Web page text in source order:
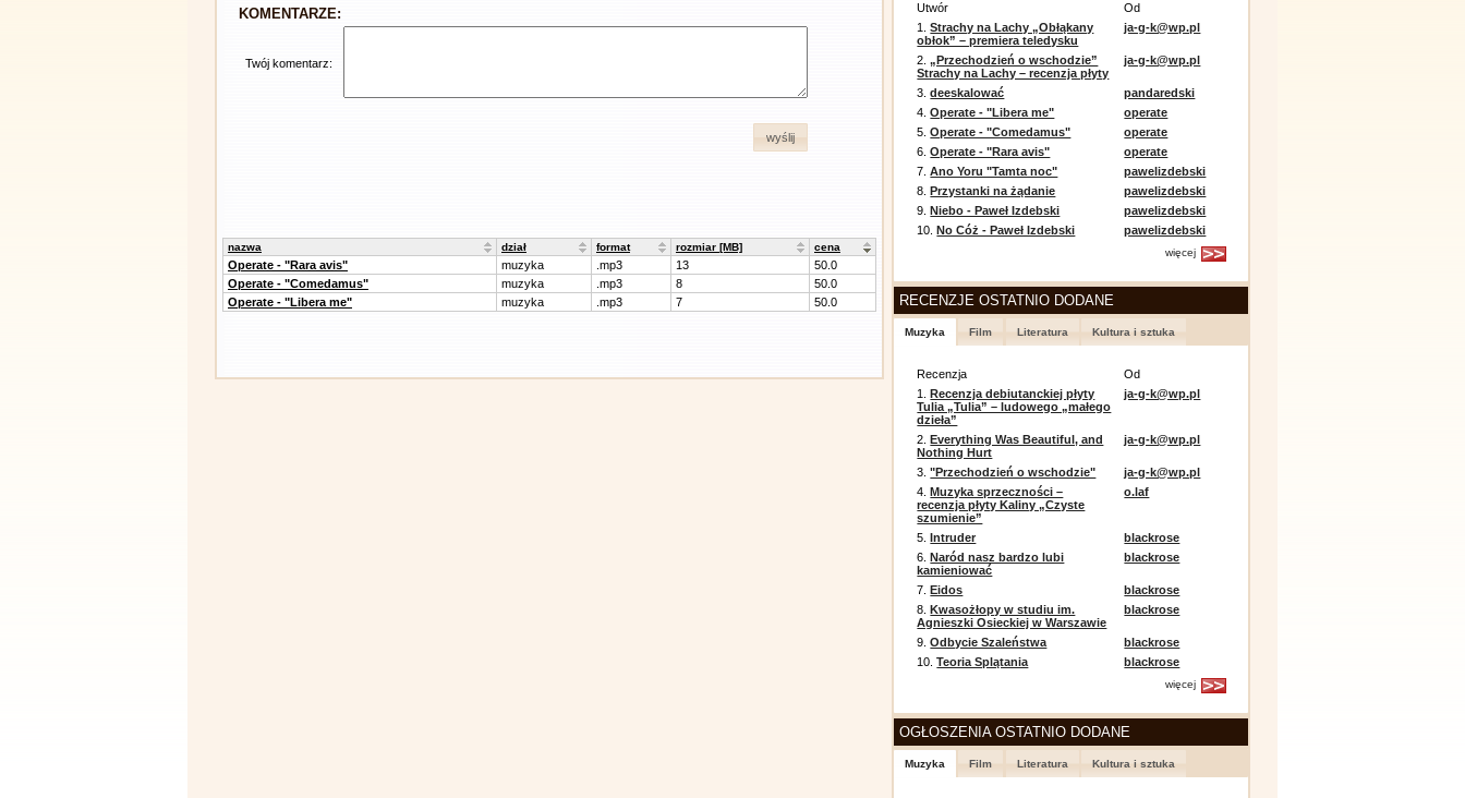
KOMENTARZE:
Twój komentarz:
wyślij
nazwa dział format rozmiar [MB] cena
Operate - "Rara avis" muzyka .mp3 13
50.0
Operate - "Comedamus"
muzyka .mp3 8
50.0
Operate - "Libera me"
muzyka .mp3 7 50.0
Utwór
Od
1.Strachy na Lachy „Obłąkany
obłok” – premiera teledysku
ja-g-k@wp.pl
2.„Przechodzień o wschodzie”
Strachy na Lachy – recenzja płyty
ja-g-k@wp.pl
3.deeskalować
pandaredski
4.Operate - "Libera me"
operate
5.Operate - "Comedamus"
operate
6.Operate - "Rara avis"
operate
7.Ano Yoru "Tamta noc"
pawelizdebski
8.Przystanki na żądanie
pawelizdebski
9.Niebo - Paweł Izdebski
pawelizdebski
10.No Cóż - Paweł Izdebski pawelizdebski
więcej
RECENZJE OSTATNIO DODANE
Muzyka Film Literatura Kultura i sztuka
Recenzja
Od
1.Recenzja debiutanckiej płyty
Tulia „Tulia” – ludowego „małego
dzieła”
ja-g-k@wp.pl
2.Everything Was Beautiful, and
Nothing Hurt
ja-g-k@wp.pl
3."Przechodzień o wschodzie"
ja-g-k@wp.pl
4.Muzyka sprzeczności –
recenzja płyty Kaliny „Czyste
szumienie”
o.laf
5.Intruder
blackrose
6.Naród nasz bardzo lubi
kamieniować
blackrose
7.Eidos
blackrose
8.Kwasożłopy w studiu im.
Agnieszki Osieckiej w Warszawie
blackrose
9.Odbycie Szaleństwa
blackrose
10.Teoria Splątania blackrose
więcej
OGŁOSZENIA OSTATNIO DODANE
Muzyka Film Literatura Kultura i sztuka